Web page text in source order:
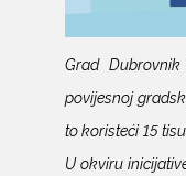
Grad
povijesnoj
to koristeći 15
U okviru